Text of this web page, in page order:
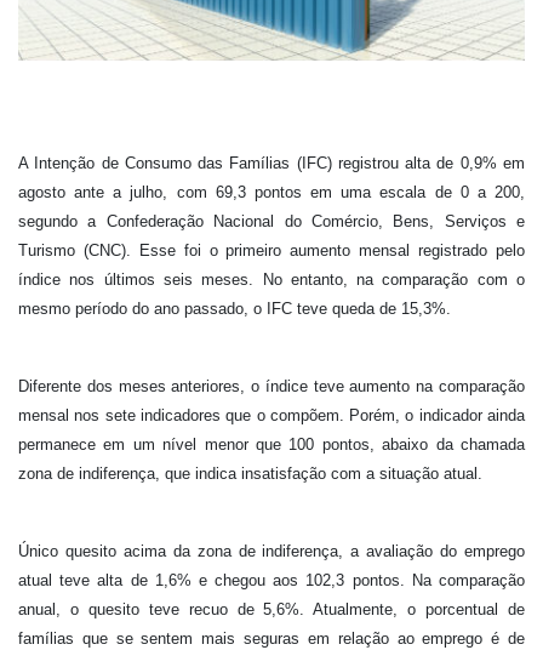
A Intenção de Consumo das Famílias (IFC) registrou alta de 0,9% em
agosto ante a julho, com 69,3 pontos em uma escala de 0 a 200,
segundo a Confederação Nacional do Comércio, Bens, Serviços e
Turismo (CNC). Esse foi o primeiro aumento mensal registrado pelo
índice nos últimos seis meses. No entanto, na comparação com o
mesmo período do ano passado, o IFC teve queda de 15,3%.
Diferente dos meses anteriores, o índice teve aumento na comparação
mensal nos sete indicadores que o compõem. Porém, o indicador ainda
permanece em um nível menor que 100 pontos, abaixo da chamada
zona de indiferença, que indica insatisfação com a situação atual.
Único quesito acima da zona de indiferença, a avaliação do emprego
atual teve alta de 1,6% e chegou aos 102,3 pontos. Na comparação
anual, o quesito teve recuo de 5,6%. Atualmente, o porcentual de
famílias que se sentem mais seguras em relação ao emprego é de